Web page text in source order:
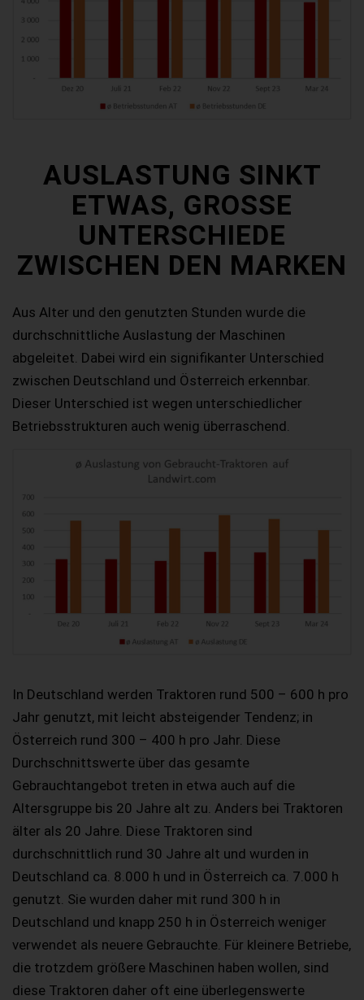
AUSLASTUNG SINKT
ETWAS, GROSSE U
NTERSCHIEDE Z
WISCHEN DEN MARKEN
Aus Alter und den genutzten Stunden wurde die
durchschnittliche Auslastung der Maschinen
abgeleitet. Dabei wird ein signifikanter Unterschied
zwischen Deutschland und Österreich erkennbar.
Dieser Unterschied ist wegen unterschiedlicher
Betriebsstrukturen auch wenig überraschend.
In Deutschland werden Traktoren rund 500 – 600 h pro
Jahr genutzt, mit leicht absteigender Tendenz; in
Österreich rund 300 – 400 h pro Jahr. Diese
Durchschnittswerte über das gesamte
Gebrauchtangebot treten in etwa auch auf die
Altersgruppe bis 20 Jahre alt zu. Anders bei Traktoren
älter als 20 Jahre. Diese Traktoren sind
durchschnittlich rund 30 Jahre alt und wurden in
Deutschland ca. 8.000 h und in Österreich ca. 7.000 h
genutzt. Sie wurden daher mit rund 300 h in
Deutschland und knapp 250 h in Österreich weniger
verwendet als neuere Gebrauchte. Für kleinere Betriebe,
die trotzdem größere Maschinen haben wollen, sind
diese Traktoren daher oft eine überlegenswerte